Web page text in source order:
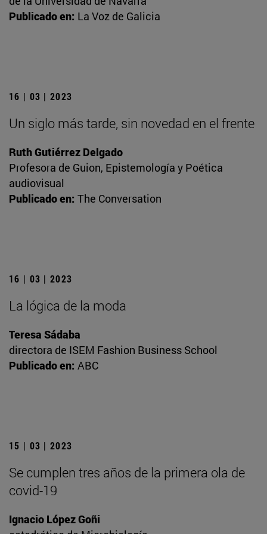
Publicado en: La Voz de Galicia
16 | 03 | 2023
Un siglo más tarde, sin novedad en el frente
Ruth Gutiérrez Delgado
Profesora de Guion, Epistemología y Poética
audiovisual
Publicado en: The Conversation
16 | 03 | 2023
La lógica de la moda
Teresa Sádaba
directora de ISEM Fashion Business School
Publicado en: ABC
15 | 03 | 2023
Se cumplen tres años de la primera ola de
covid-19
Ignacio López Goñi